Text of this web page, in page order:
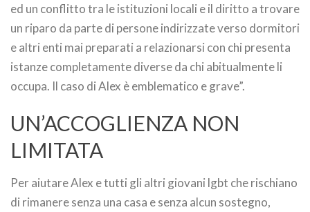
ed un conflitto tra le istituzioni locali e il diritto a trovare
un riparo da parte di persone indirizzate verso dormitori
e altri enti mai preparati a relazionarsi con chi presenta
istanze completamente diverse da chi abitualmente li
occupa. Il caso di Alex è emblematico e grave”.
UN’ACCOGLIENZA NON
LIMITATA
Per aiutare Alex e tutti gli altri giovani lgbt che rischiano
di rimanere senza una casa e senza alcun sostegno,